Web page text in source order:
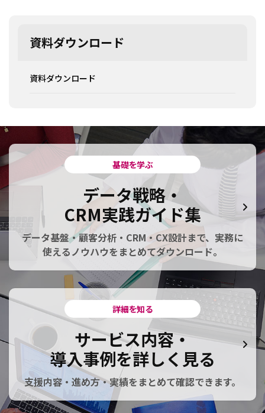
資料ダウンロード
資料ダウンロード
基礎を学ぶ
データ戦略・
CRM実践ガイド集
データ基盤・顧客分析・CRM・CX設計まで、実務に
使えるノウハウをまとめてダウンロード。
詳細を知る
サービス内容・
導入事例を詳しく見る
支援内容・進め方・実績をまとめて確認できます。